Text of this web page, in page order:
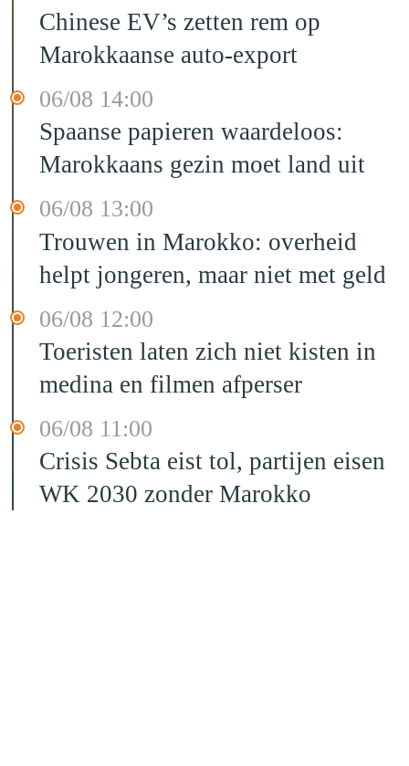
Chinese EV’s zetten rem op
Marokkaanse auto-export
06/08 14:00
Spaanse papieren waardeloos:
Marokkaans gezin moet land uit
06/08 13:00
Trouwen in Marokko: overheid
helpt jongeren, maar niet met geld
06/08 12:00
Toeristen laten zich niet kisten in
medina en filmen afperser
06/08 11:00
Crisis Sebta eist tol, partijen eisen
WK 2030 zonder Marokko